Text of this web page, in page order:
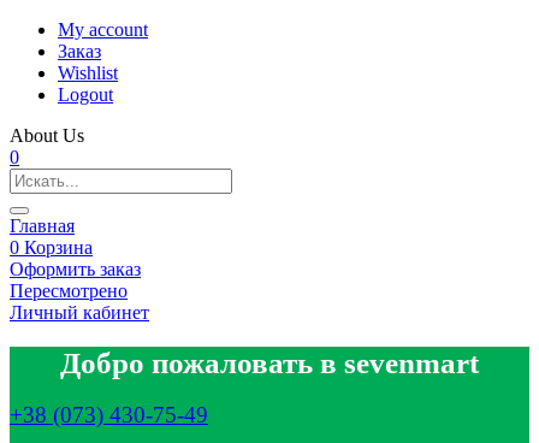
My account
Заказ
Wishlist
Logout
About Us
0
Главная
0 Корзина
Оформить заказ
Пересмотрено
Личный кабинет
Добро пожаловать в sevenmart
+38 (073) 430-75-49